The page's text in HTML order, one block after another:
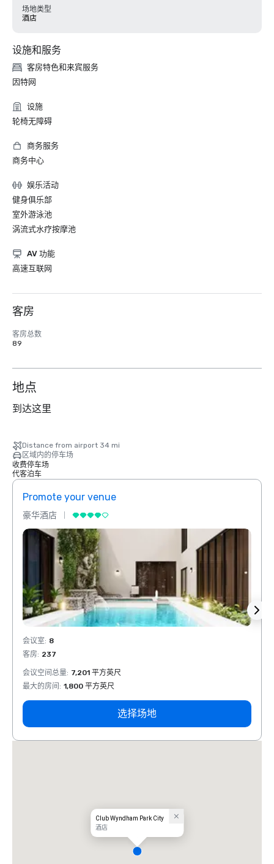
场地类型
酒店
设施和服务
客房特色和来宾服务
因特网
设施
轮椅无障碍
商务服务
商务中心
娱乐活动
健身俱乐部
室外游泳池
涡流式水疗按摩池
AV 功能
高速互联网
客房
客房总数
89
地点
到达这里
Distance from airport 34 mi
区域内的停车场
收费停车场
代客泊车
Promote your venue
豪华酒店
会议室: 8
客房: 237
会议空间总量: 7,201 平方英尺
最大的房间 : 1,800 平方英尺
选择场地
Club Wyndham Park City
酒店